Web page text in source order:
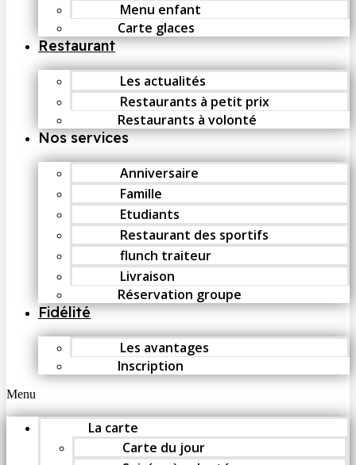
Menu enfant
Carte glaces
Restaurant
Les actualités
Restaurants à petit prix
Restaurants à volonté
Nos services
Anniversaire
Famille
Etudiants
Restaurant des sportifs
flunch traiteur
Livraison
Réservation groupe
Fidélité
Les avantages
Inscription
Menu
La carte
Carte du jour